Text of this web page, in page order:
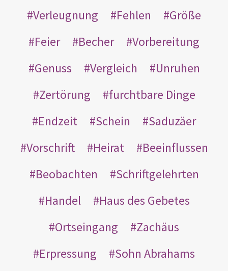
Verleugnung Fehlen
Größe
Feier
Becher
Vorbereitung
Genuss
Vergleich
Unruhen
Zertörung
furchtbare Dinge
Endzeit
Schein
Saduzäer
Vorschrift
Heirat
Beeinflussen
Beobachten
Schriftgelehrten
Handel
Haus des Gebetes
Ortseingang
Zachäus
Erpressung
Sohn Abrahams